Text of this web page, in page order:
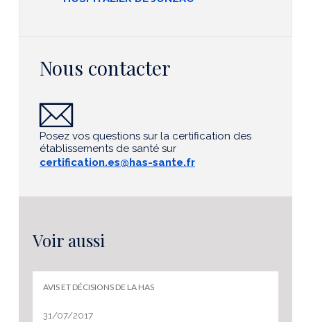
Nous contacter
Posez vos questions sur la certification des
établissements de santé sur
certification.es@has-sante.fr
Voir aussi
AVIS ET DÉCISIONS DE LA HAS
31/07/2017